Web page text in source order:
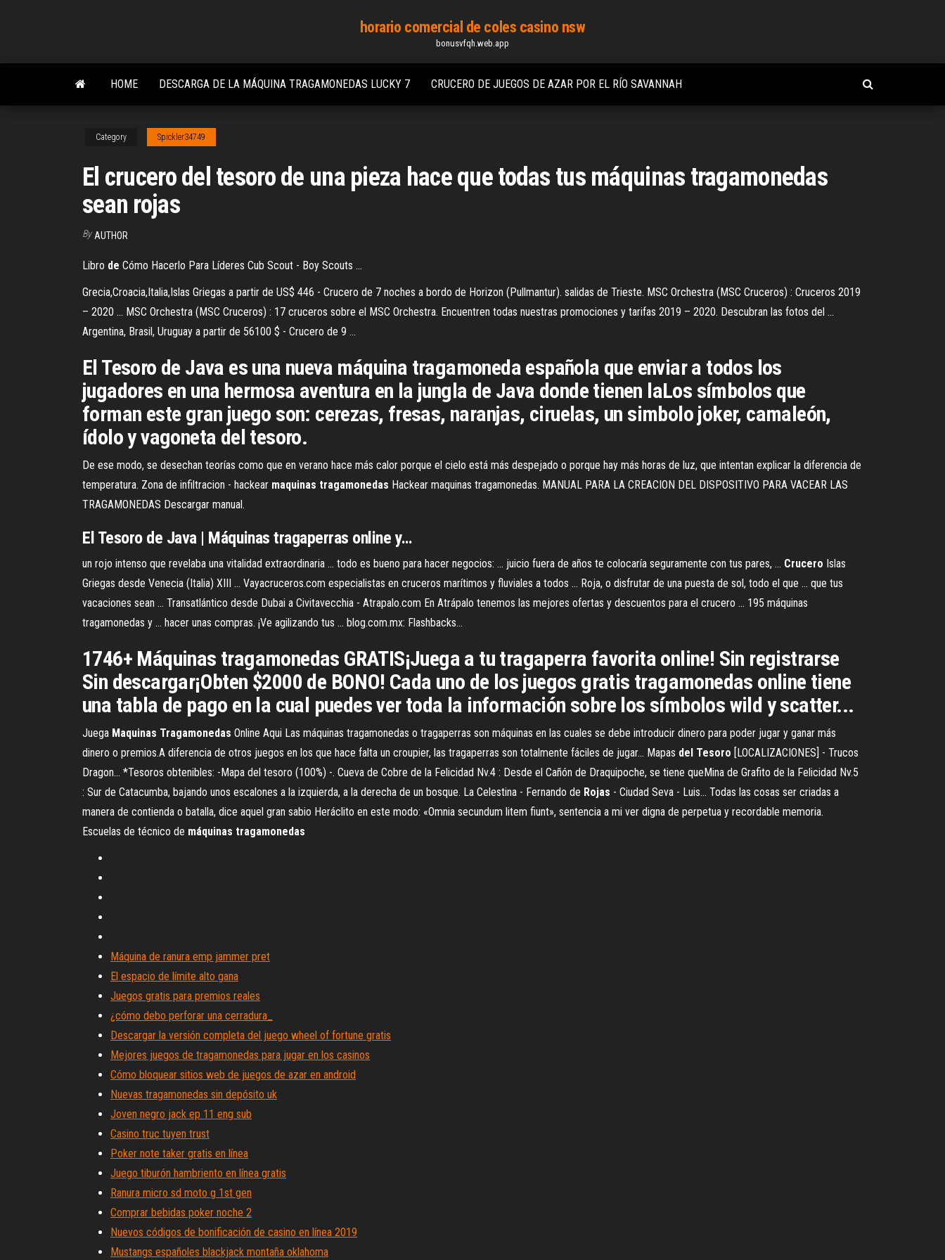
content
horario comercial de coles casino nsw
bonusvfqh.web.app
HOME DESCARGA DE LA MÁQUINA TRAGAMONEDAS LUCKY 7 CRUCERO DE JUEGOS DE AZAR POR EL RÍO SAVANNAH
Category Spickler34749
El crucero del tesoro de una pieza hace que todas tus máquinas tragamonedas
sean rojas
By AUTHOR
Libro de Cómo Hacerlo Para Líderes Cub Scout - Boy Scouts ...
Grecia,Croacia,Italia,Islas Griegas a partir de US$ 446 - Crucero de 7 noches a bordo de Horizon (Pullmantur). salidas de Trieste. MSC Orchestra (MSC Cruceros) : Cruceros 2019
– 2020 ... MSC Orchestra (MSC Cruceros) : 17 cruceros sobre el MSC Orchestra. Encuentren todas nuestras promociones y tarifas 2019 – 2020. Descubran las fotos del ...
Argentina, Brasil, Uruguay a partir de 56100 $ - Crucero de 9 ...
El Tesoro de Java es una nueva máquina tragamoneda española que enviar a todos los
jugadores en una hermosa aventura en la jungla de Java donde tienen laLos símbolos que
forman este gran juego son: cerezas, fresas, naranjas, ciruelas, un simbolo joker, camaleón,
ídolo y vagoneta del tesoro.
De ese modo, se desechan teorías como que en verano hace más calor porque el cielo está más despejado o porque hay más horas de luz, que intentan explicar la diferencia de
temperatura. Zona de infiltracion - hackear maquinas tragamonedas Hackear maquinas tragamonedas. MANUAL PARA LA CREACION DEL DISPOSITIVO PARA VACEAR LAS
TRAGAMONEDAS Descargar manual.
El Tesoro de Java | Máquinas tragaperras online y…
un rojo intenso que revelaba una vitalidad extraordinaria ... todo es bueno para hacer negocios: ... juicio fuera de años te colocaría seguramente con tus pares, ... Crucero Islas
Griegas desde Venecia (Italia) XIII ... Vayacruceros.com especialistas en cruceros marítimos y fluviales a todos ... Roja, o disfrutar de una puesta de sol, todo el que ... que tus
vacaciones sean ... Transatlántico desde Dubai a Civitavecchia - Atrapalo.com En Atrápalo tenemos las mejores ofertas y descuentos para el crucero ... 195 máquinas
tragamonedas y ... hacer unas compras. ¡Ve agilizando tus ... blog.com.mx: Flashbacks...
1746+ Máquinas tragamonedas GRATIS¡Juega a tu tragaperra favorita online! Sin registrarse
Sin descargar¡Obten $2000 de BONO! Cada uno de los juegos gratis tragamonedas online tiene
una tabla de pago en la cual puedes ver toda la información sobre los símbolos wild y scatter...
Juega Maquinas Tragamonedas Online Aqui Las máquinas tragamonedas o tragaperras son máquinas en las cuales se debe introducir dinero para poder jugar y ganar más
dinero o premios.A diferencia de otros juegos en los que hace falta un croupier, las tragaperras son totalmente fáciles de jugar... Mapas del Tesoro [LOCALIZACIONES] - Trucos
Dragon... *Tesoros obtenibles: -Mapa del tesoro (100%) -. Cueva de Cobre de la Felicidad Nv.4 : Desde el Cañón de Draquipoche, se tiene queMina de Grafito de la Felicidad Nv.5
: Sur de Catacumba, bajando unos escalones a la izquierda, a la derecha de un bosque. La Celestina - Fernando de Rojas - Ciudad Seva - Luis… Todas las cosas ser criadas a
manera de contienda o batalla, dice aquel gran sabio Heráclito en este modo: «Omnia secundum litem fiunt», sentencia a mi ver digna de perpetua y recordable memoria.
Escuelas de técnico de máquinas tragamonedas
Máquina de ranura emp jammer pret
El espacio de límite alto gana
Juegos gratis para premios reales
¿cómo debo perforar una cerradura_
Descargar la versión completa del juego wheel of fortune gratis
Mejores juegos de tragamonedas para jugar en los casinos
Cómo bloquear sitios web de juegos de azar en android
Nuevas tragamonedas sin depósito uk
Joven negro jack ep 11 eng sub
Casino truc tuyen trust
Poker note taker gratis en línea
Juego tiburón hambriento en línea gratis
Ranura micro sd moto g 1st gen
Comprar bebidas poker noche 2
Nuevos códigos de bonificación de casino en línea 2019
Mustangs españoles blackjack montaña oklahoma